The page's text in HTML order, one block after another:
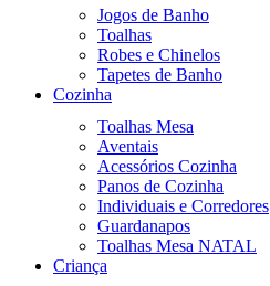
Jogos de Banho
Toalhas
Robes e Chinelos
Tapetes de Banho
Cozinha
Toalhas Mesa
Aventais
Acessórios Cozinha
Panos de Cozinha
Individuais e Corredores
Guardanapos
Toalhas Mesa NATAL
Criança